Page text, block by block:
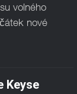
volného
nové
Keyse